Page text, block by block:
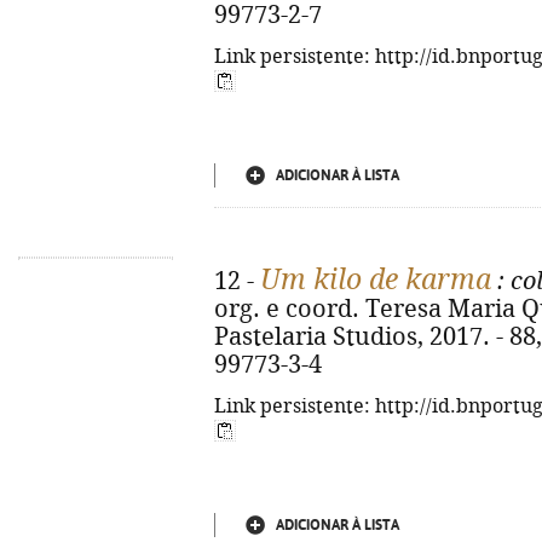
99773-2-7
Link persistente: http://
ADICIONAR À LISTA
12 - Um kilo de karma :
org. e coord. Teresa Maria
Pastelaria Studios, 2017. -
99773-3-4
Link persistente: http://
ADICIONAR À LISTA